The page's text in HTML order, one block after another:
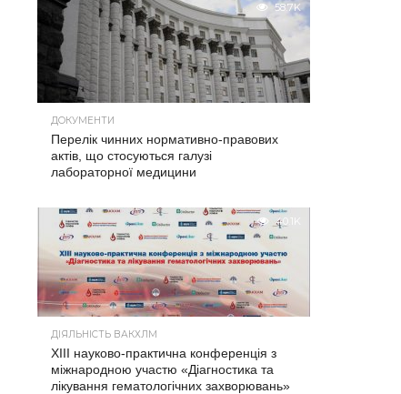
58.7K
ДОКУМЕНТИ
Перелік чинних нормативно-правових
актів, що стосуються галузі
лабораторної медицини
40.1K
ДІЯЛЬНІСТЬ ВАКХЛМ
XIII науково-практична конференція з
міжнародною участю «Діагностика та
лікування гематологічних захворювань»